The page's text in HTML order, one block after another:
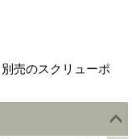
売のスクリューポ